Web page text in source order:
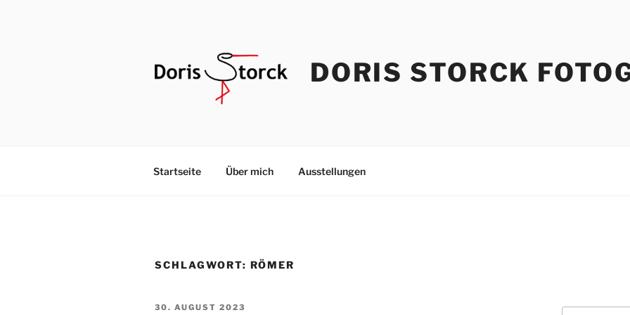
DORIS STORCK
Startseite Über mich Ausstellungen
SCHLAGWORT: RÖMER
VERÖFFENTLICHT
30. AUGUST 2023